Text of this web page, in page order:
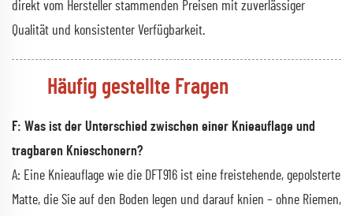
direkt vom Hersteller stammenden Preisen mit zuverlässiger
Qualität und konsistenter Verfügbarkeit.
Häufig gestellte Fragen
F: Was ist der Unterschied zwischen einer Knieauflage und
tragbaren Knieschonern?
A: Eine Knieauflage wie die DFT916 ist eine freistehende, gepolsterte
Matte, die Sie auf den Boden legen und darauf knien – ohne Riemen,